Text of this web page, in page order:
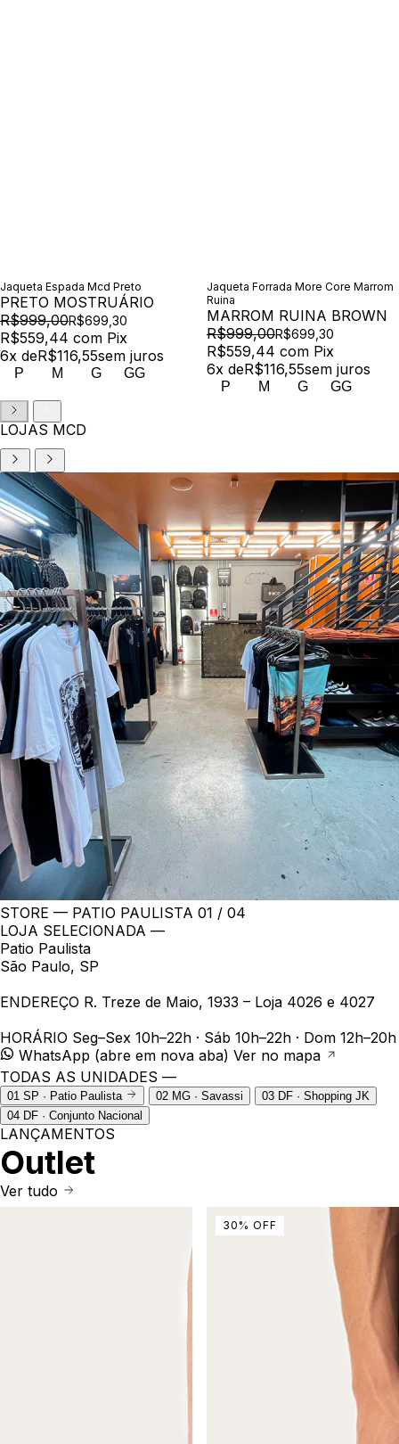
Jaqueta Espada Mcd Preto
PRETO MOSTRUÁRIO
R$999,00R$699,30
R$559,44 com Pix
6x deR$116,55sem juros
P M G GG
Jaqueta Forrada More Core Marrom
Ruina
MARROM RUINA BROWN
R$999,00R$699,30
R$559,44 com Pix
6x deR$116,55sem juros
P M G GG
LOJAS MCD
STORE — PATIO PAULISTA 01 / 04
LOJA SELECIONADA —
Patio Paulista
São Paulo, SP
ENDEREÇO R. Treze de Maio, 1933 – Loja 4026 e 4027
HORÁRIO Seg–Sex 10h–22h · Sáb 10h–22h · Dom 12h–20h
WhatsApp (abre em nova aba) Ver no mapa
TODAS AS UNIDADES —
01 SP · Patio Paulista 02 MG · Savassi 03 DF · Shopping JK
04 DF · Conjunto Nacional
LANÇAMENTOS
Outlet
Ver tudo
30 % OFF